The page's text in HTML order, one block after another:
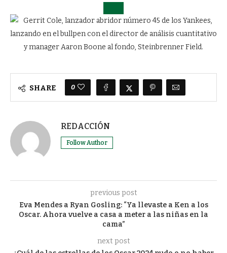
SHARE 0
REDACCIÓN
Follow Author
previous post
Eva Mendes a Ryan Gosling: “Ya llevaste a Ken a los
Oscar. Ahora vuelve a casa a meter a las niñas en la
cama”
next post